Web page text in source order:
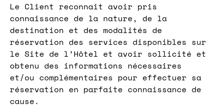
Le Client reconnait avoir pris
connaissance de la nature, de la
destination et des modalités de
réservation des services disponibles sur
le Site de l’Hôtel et avoir sollicité et
obtenu des informations nécessaires
et/ou complémentaires pour effectuer sa
réservation en parfaite connaissance de
cause.